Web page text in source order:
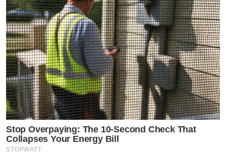
Stop Overpaying: The 10-Second Check That
Collapses Your Energy Bill
STOPWATT